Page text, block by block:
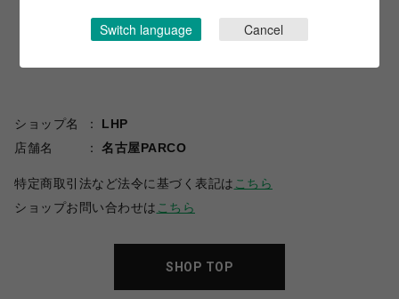
ショップ名
LHP
店舗名
名古屋PARCO
特定商取引法など法令に基づく表記は こちら
ショップお問い合わせは こちら
SHOP TOP
Switch language Cancel